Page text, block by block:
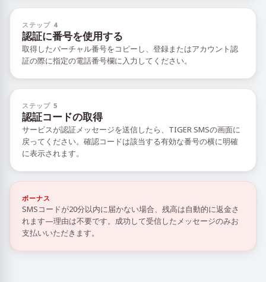
ステップ 4
認証に番号を使用する
取得したバーチャル番号をコピーし、登録またはアカウント認
証の際に指定の電話番号欄に入力してください。
ステップ 5
認証コードの取得
サービスが認証メッセージを送信したら、TIGER SMSの画面に
戻ってください。確認コードは該当する有効な番号の横に明確
に表示されます。
ボーナス
SMSコードが20分以内に届かない場合、残高は自動的に返金さ
れます—理由は不要です。成功して受信したメッセージのみお
支払いいただきます。